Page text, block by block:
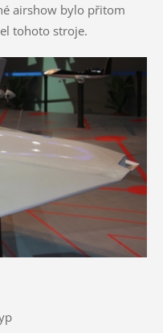
airshow bylo přitom
tohoto stroje.